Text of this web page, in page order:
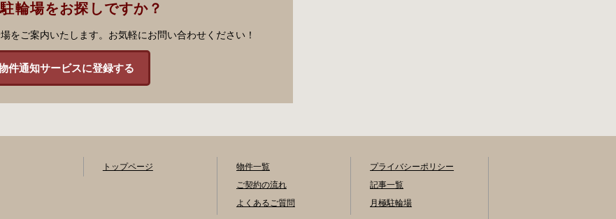
輪場をお探しですか？
をご案内いたします。お気軽にお問い合わせください！
件通知サービスに登録する
トップページ
物件一覧
ご契約の流れ
よくあるご質問
プライバシーポリシー
記事一覧
月極駐輪場